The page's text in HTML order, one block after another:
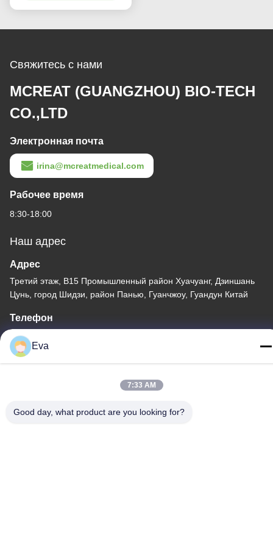
Свяжитесь с нами
MCREAT (GUANGZHOU) BIO-TECH
CO.,LTD
Электронная почта
irina@mcreatmedical.com
Рабочее время
8:30-18:00
Наш адрес
Адрес
Третий этаж, B15 Промышленный район Хуачуанг, Дзиншань
Цунь, город Шидзи, район Панью, Гуанчжоу, Гуандун Китай
Телефон
86-020-3156-0583
Китай Хорошее качество Закрытая система всасывания
Eva
7:33 AM
Good day, what product are you looking for?